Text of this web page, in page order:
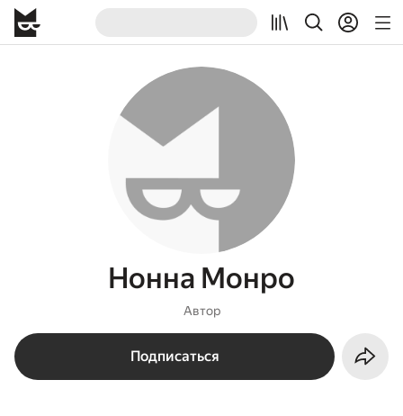
Нонна Монро
Автор
Подписаться